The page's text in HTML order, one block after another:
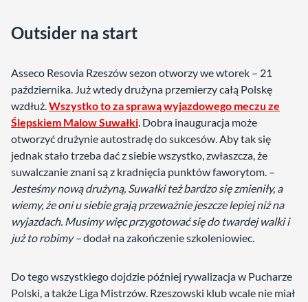
Outsider na start
Asseco Resovia Rzeszów sezon otworzy we wtorek – 21
października. Już wtedy drużyna przemierzy całą Polskę
wzdłuż.Wszystko to za sprawą wyjazdowego meczu ze
Ślepskiem Malow Suwałki. Dobra inauguracja może
otworzyć drużynie autostradę do sukcesów. Aby tak się
jednak stało trzeba dać z siebie wszystko, zwłaszcza, że
suwalczanie znani są z kradnięcia punktów faworytom. –
Jesteśmy nową drużyną, Suwałki też bardzo się zmieniły, a
wiemy, że oni u siebie grają przeważnie jeszcze lepiej niż na
wyjazdach. Musimy więc przygotować się do twardej walki i
już to robimy –dodał na zakończenie szkoleniowiec.
Do tego wszystkiego dojdzie później rywalizacja w Pucharze
Polski, a także Liga Mistrzów. Rzeszowski klub wcale nie miał